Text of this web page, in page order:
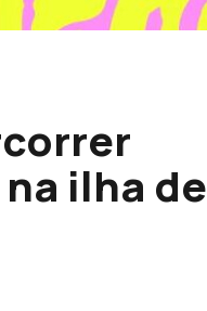
ilha de